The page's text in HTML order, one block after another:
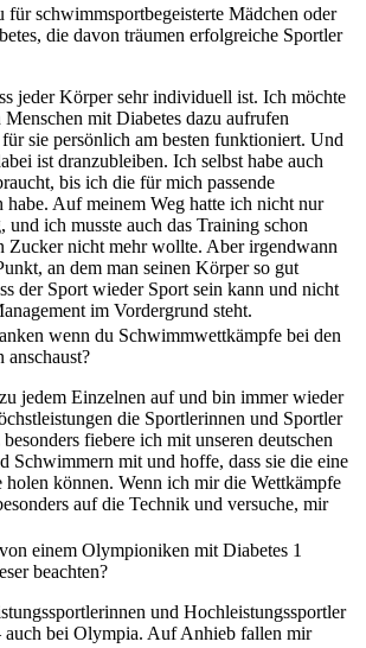
für schwimmsportbegeisterte Mädchen oder
die davon träumen erfolgreiche Sportler
jeder Körper sehr individuell ist. Ich möchte
Menschen mit Diabetes dazu aufrufen
sie persönlich am besten funktioniert. Und
ist dranzubleiben. Ich selbst habe auch
bis ich die für mich passende
habe. Auf meinem Weg hatte ich nicht nur
und ich musste auch das Training schon
Zucker nicht mehr wollte. Aber irgendwann
an dem man seinen Körper so gut
der Sport wieder Sport sein kann und nicht
im Vordergrund steht.
wenn du Schwimmwettkämpfe bei den
anschaust?
jedem Einzelnen auf und bin immer wieder
die Sportlerinnen und Sportler
fiebere ich mit unseren deutschen
Schwimmern mit und hoffe, dass sie die eine
holen können. Wenn ich mir die Wettkämpfe
auf die Technik und versuche, mir
einem Olympioniken mit Diabetes 1
beachten?
und Hochleistungssportler
auch bei Olympia. Auf Anhieb fallen mir